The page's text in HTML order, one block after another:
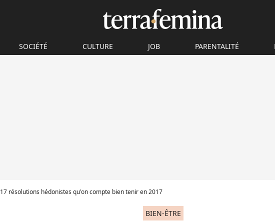
SOCIÉTÉ CULTURE JOB PARENTALITÉ
17 résolutions hédonistes qu'on compte bien tenir en 2017
BIEN-ÊTRE